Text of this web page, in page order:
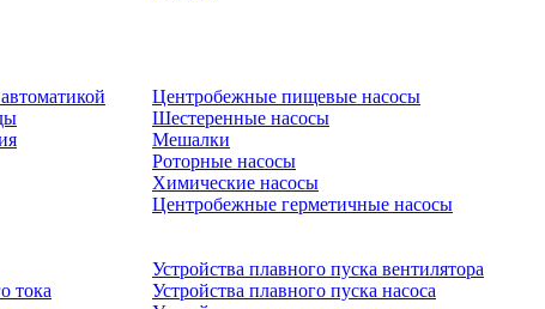
Центробежные пищевые насосы
Шестеренные насосы
Мешалки
Роторные насосы
Химические насосы
Центробежные герметичные насосы
тока
Устройства плавного пуска вентилятора
Устройства плавного пуска насоса